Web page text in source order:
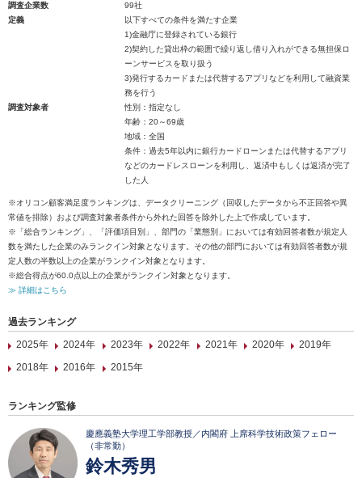
調査企業数
99社
定義
以下すべての条件を満たす企業
1)金融庁に登録されている銀行
2)契約した貸出枠の範囲で繰り返し借り入れができる無担保ロ
ーンサービスを取り扱う
3)発行するカードまたは代替するアプリなどを利用して融資業
務を行う
調査対象者
性別：指定なし
年齢：20～69歳
地域：全国
条件：過去5年以内に銀行カードローンまたは代替するアプリ
などのカードレスローンを利用し、返済中もしくは返済が完了
した人
※オリコン顧客満足度ランキングは、データクリーニング（回収したデータから不正回答や異
常値を排除）および調査対象者条件から外れた回答を除外した上で作成しています。
※「総合ランキング」、「評価項目別」、部門の「業態別」においては有効回答者数が規定人
数を満たした企業のみランクイン対象となります。その他の部門においては有効回答者数が規
定人数の半数以上の企業がランクイン対象となります。
※総合得点が60.0点以上の企業がランクイン対象となります。
≫ 詳細はこちら
過去ランキング
2025年
2024年 2023年 2022年 2021年 2020年
2019年
2018年
2016年 2015年
ランキング監修
慶應義塾大学理工学部教授／内閣府 上席科学技術政策フェロー
（非常勤）
鈴木秀男